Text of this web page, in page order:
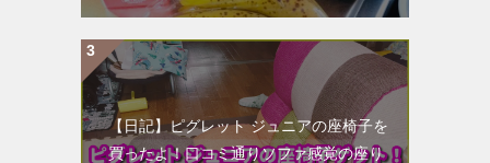
【日記】ピグレット ジュニアの座椅子を
買ったよ！口コミ通りソファ感覚の座り